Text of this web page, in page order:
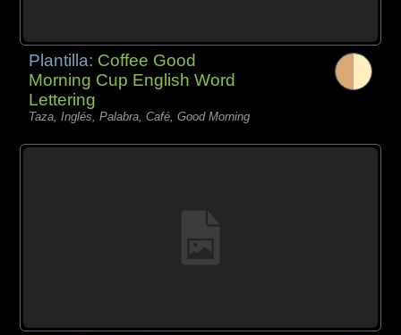
Plantilla: Coffee Good
Morning Cup English Word
Lettering
Taza, Inglés, Palabra, Café, Good Morning